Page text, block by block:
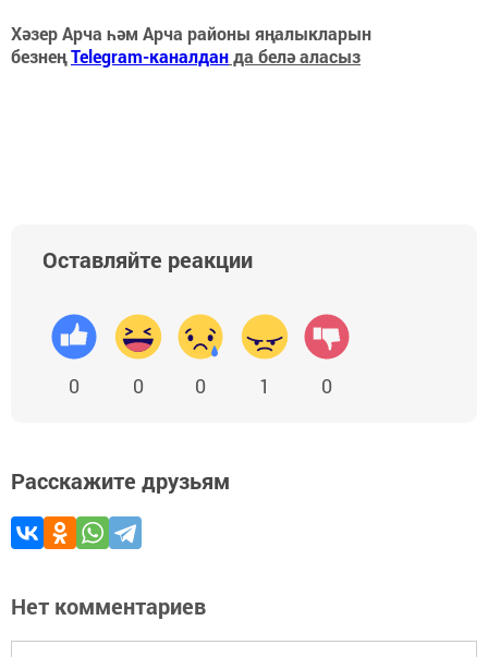
Хәзер Арча һәм Арча районы яңалыкларын
безнеңTelegram-каналданда белә аласыз
Оставляйте реакции
0 0 0 1 0
Расскажите друзьям
Нет комментариев